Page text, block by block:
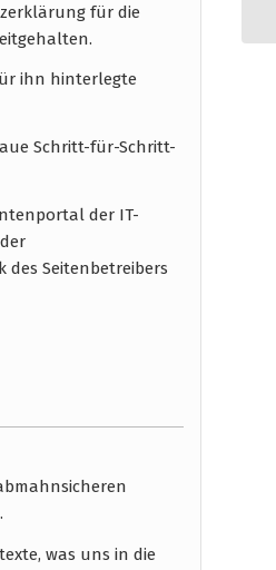
für die
ihn hinterlegte
Schritt-für-Schritt-
der IT-
Seitenbetreibers
was uns in die